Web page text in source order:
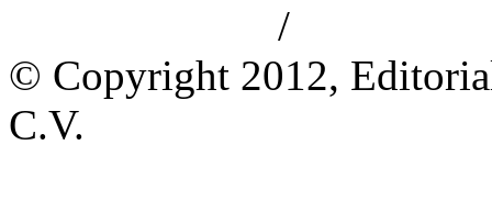
/
© Copyright 2012,
C.V.